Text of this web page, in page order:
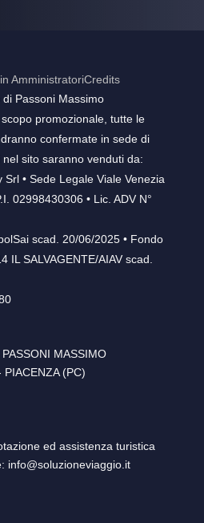
AmministratoriCredits
Passoni Massimo
promozionale, tutte le
confermate in sede di
sito saranno venduti da:
• Sede Legale Viale Venezia
02998430306 • Lic. ADV N°
scad. 20/06/2025 • Fondo
IL SALVAGENTE/AIAV scad.
MASSIMO
(PC)
ed assistenza turistica
info@soluzioneviaggio.it